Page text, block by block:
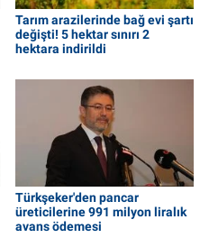
Tarım arazilerinde bağ evi şartı
değişti! 5 hektar sınırı 2
hektara indirildi
Türkşeker'den pancar
üreticilerine 991 milyon liralık
avans ödemesi